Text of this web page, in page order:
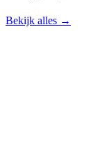
Bekijk alles →